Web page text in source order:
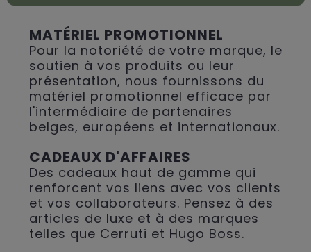
MATÉRIEL PROMOTIONNEL
Pour la notoriété de votre marque, le
soutien à vos produits ou leur
présentation, nous fournissons du
matériel promotionnel efficace par
l'intermédiaire de partenaires
belges, européens et internationaux.
CADEAUX D'AFFAIRES
Des cadeaux haut de gamme qui
renforcent vos liens avec vos clients
et vos collaborateurs. Pensez à des
articles de luxe et à des marques
telles que Cerruti et Hugo Boss.